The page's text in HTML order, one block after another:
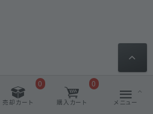
売却カート
0
購入カート
0
メニュー